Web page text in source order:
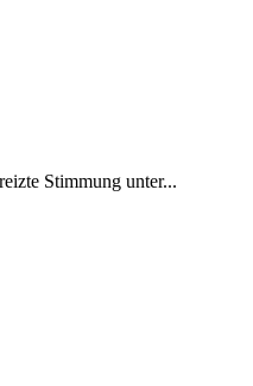
Stimmung unter...